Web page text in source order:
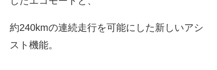
約240kmの連続走行を可能にした新しいアシ
スト機能。